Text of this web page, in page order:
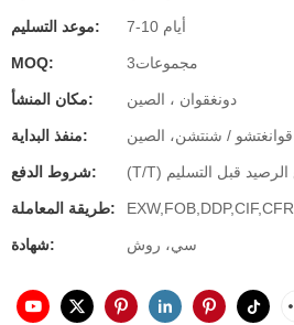
موعد التسليم: 7-10 أيام
MOQ: مجموعات3
مكان المنشأ: دونغقوان ، الصين
منفذ البداية: قوانغتشو / شنتشن، الصين
شروط الدفع:
طريقة المعاملة: EXW,FOB,DDP,CIF,CFR
شهادة: سي، روش